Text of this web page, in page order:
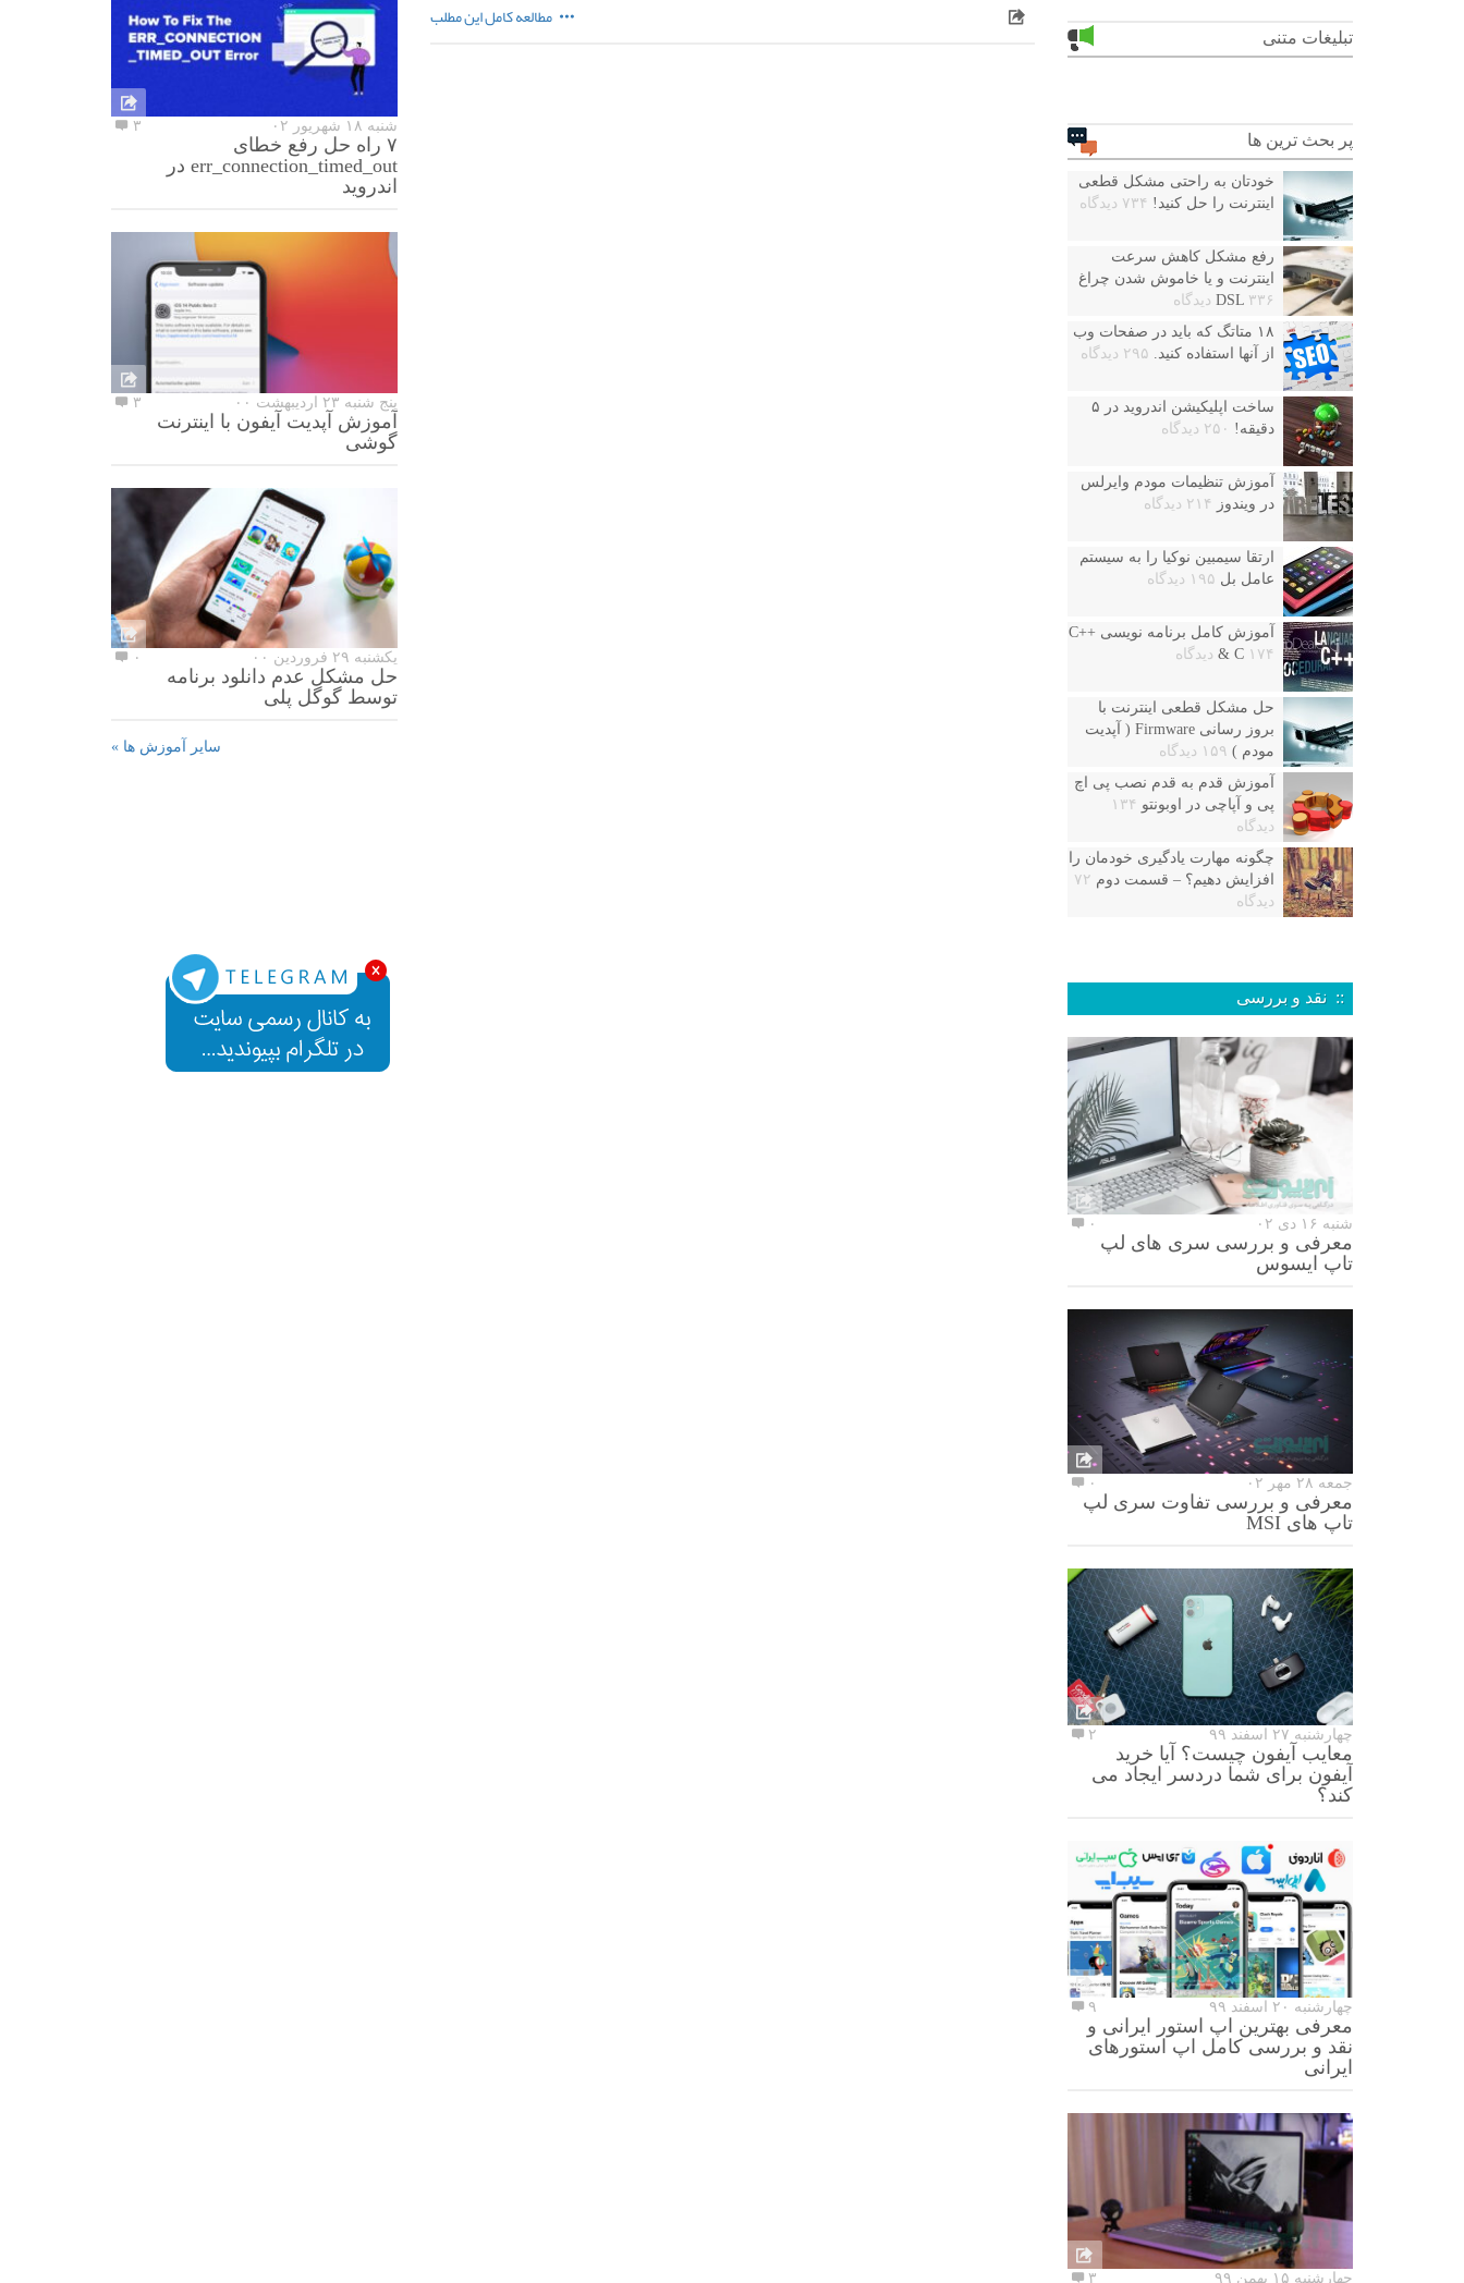
مطالعه کامل این مطلب
تبلیغات متنی
پر بحث ترین ها
خودتان به راحتی مشکل قطعی
اینترنت را حل کنید! ۷۳۴ دیدگاه
رفع مشکل کاهش سرعت
اینترنت و یا خاموش شدن چراغ
DSL ۳۳۶ دیدگاه
۱۸ متاتگ که باید در صفحات وب
از آنها استفاده کنید. ۲۹۵ دیدگاه
ساخت اپلیکیشن اندروید در ۵
دقیقه! ۲۵۰ دیدگاه
آموزش تنظیمات مودم وایرلس
در ویندوز
۲۱۴ دیدگاه
ارتقا سیمبین نوکیا را به سیستم
عامل بل ۱۹۵ دیدگاه
آموزش کامل برنامه نویسی ++C
& C ۱۷۴ دیدگاه
حل مشکل قطعی اینترنت با
بروز رسانی Firmware ( آپدیت
مودم ) ۱۵۹ دیدگاه
آموزش قدم به قدم نصب پی اچ
پی و آپاچی در اوبونتو ۱۳۴
دیدگاه
چگونه مهارت یادگیری خودمان را
افزایش دهیم؟ – قسمت دوم ۷۲
دیدگاه
:: نقد و بررسی
شنبه ۱۶ دی ۰۲ ۰
معرفی و بررسی سری های لپ
تاپ ایسوس
جمعه ۲۸ مهر ۰۲ ۰
معرفی و بررسی تفاوت سری لپ
تاپ های MSI
چهارشنبه ۲۷ اسفند ۹۹ ۲
معایب آیفون چیست؟ آیا خرید
آیفون برای شما دردسر ایجاد می
کند؟
چهارشنبه ۲۰ اسفند ۹۹ ۹
معرفی بهترین اپ استور ایرانی و
نقد و بررسی کامل اپ استورهای
ایرانی
چهارشنبه ۱۵ بهمن ۹۹ ۳
شنبه ۱۸ شهریور ۰۲ ۳
۷ راه حل رفع خطای
err_connection_timed_out در
اندروید
پنج شنبه ۲۳ اردیبهشت ۰۰ ۳
آموزش آپدیت آیفون با اینترنت
گوشی
یکشنبه ۲۹ فروردین ۰۰ ۰
حل مشکل عدم دانلود برنامه
توسط گوگل پلی
سایر آموزش ها »